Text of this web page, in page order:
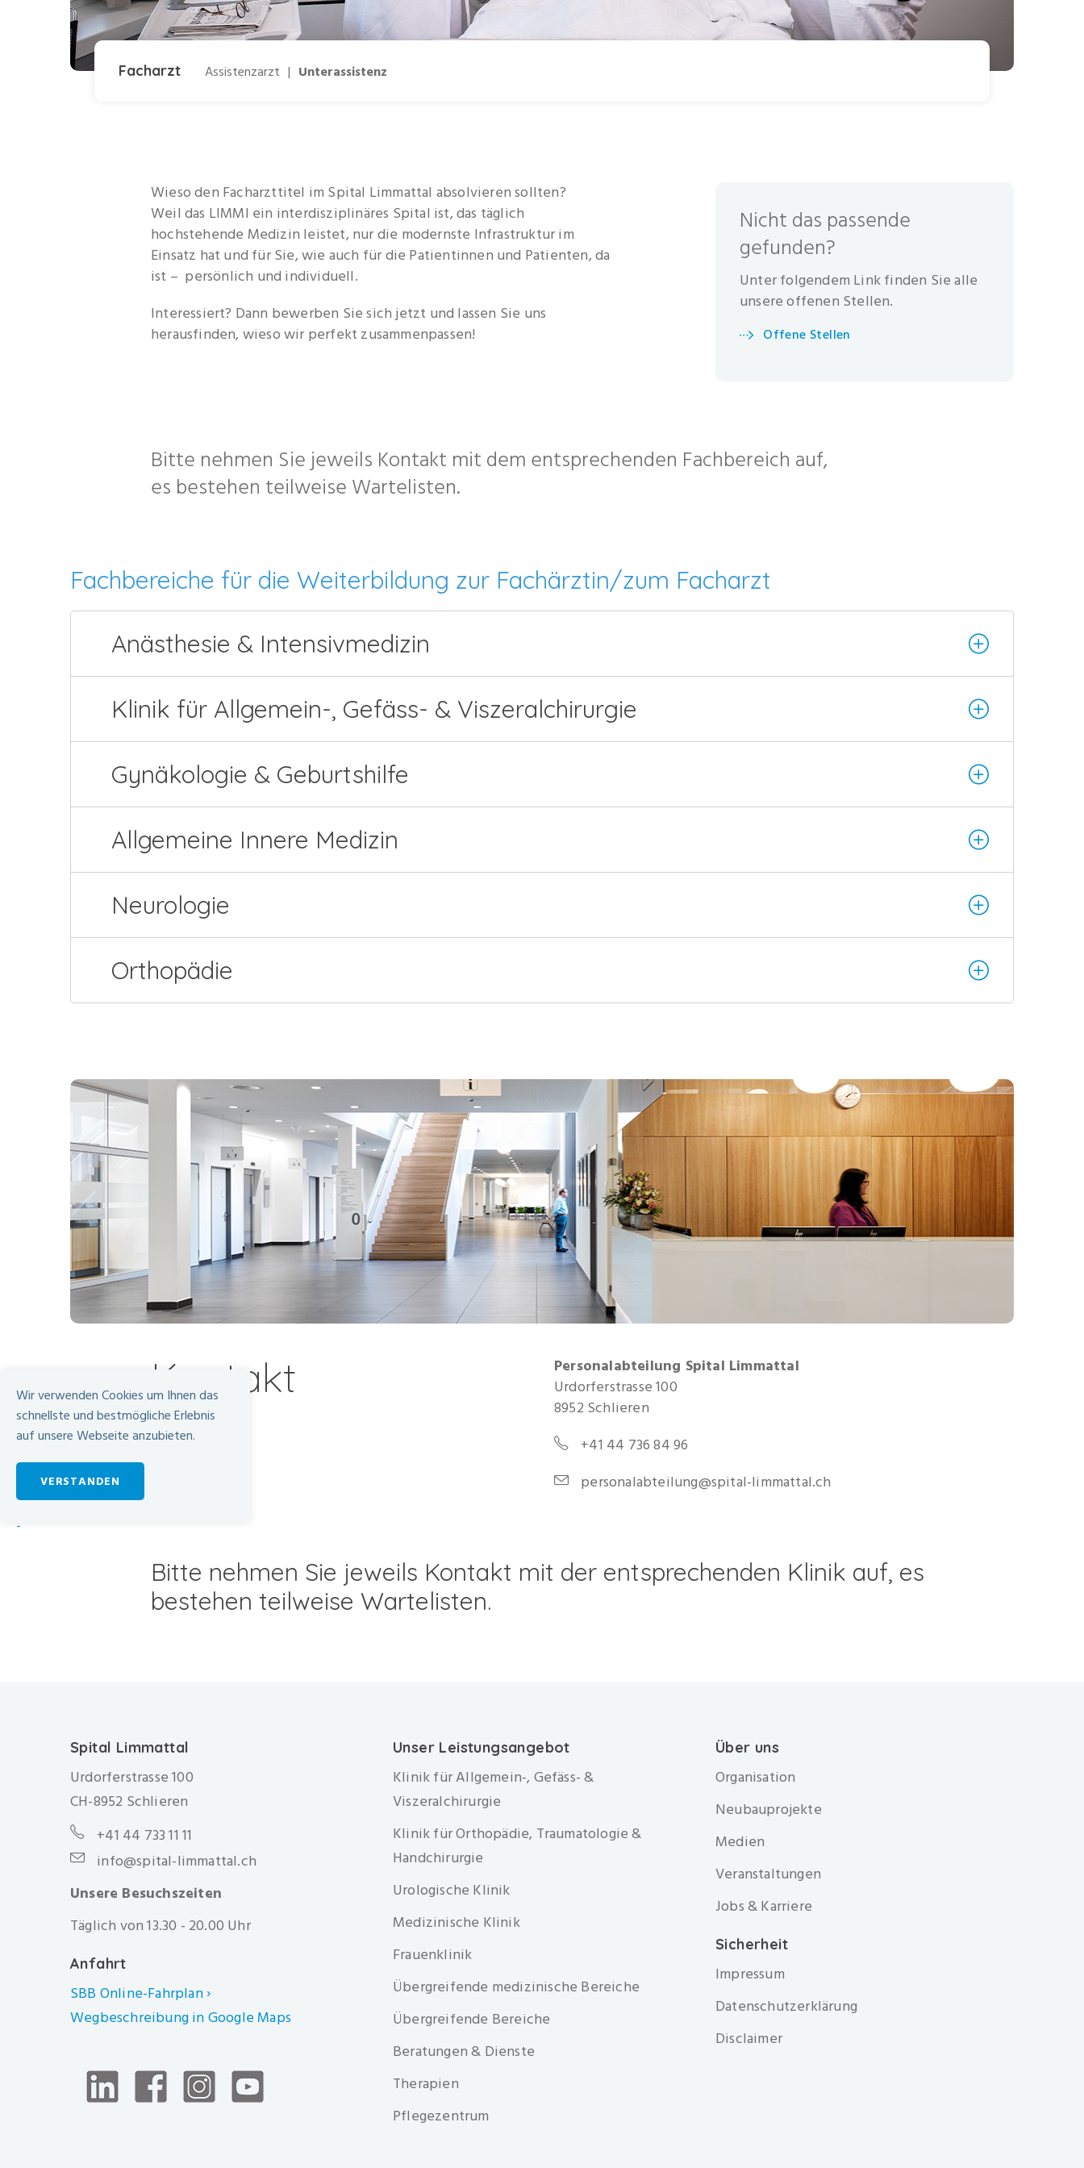
Facharzt Assistenzarzt | Unterassistenz
Wieso den Facharzttitel im Spital Limmattal absolvieren sollten?
Weil das LIMMI ein interdisziplinäres Spital ist, das täglich
hochstehende Medizin leistet, nur die modernste Infrastruktur im
Einsatz hat und für Sie, wie auch für die Patientinnen und Patienten, da
ist – persönlich und individuell.
Interessiert? Dann bewerben Sie sich jetzt und lassen Sie uns
herausfinden, wieso wir perfekt zusammenpassen!
Nicht das passende
gefunden?
Unter folgendem Link finden Sie alle
unsere offenen Stellen.
Offene Stellen
Bitte nehmen Sie jeweils Kontakt mit dem entsprechenden Fachbereich auf,
es bestehen teilweise Wartelisten.
Fachbereiche für die Weiterbildung zur Fachärztin/zum Facharzt
Anästhesie & Intensivmedizin
Klinik für Allgemein-, Gefäss- & Viszeralchirurgie
Gynäkologie & Geburtshilfe
Allgemeine Innere Medizin
Neurologie
Orthopädie
Kontakt
Personalabteilung Spital Limmattal
Urdorferstrasse 100
8952 Schlieren
+41 44 736 84 96
personalabteilung@spital-limmattal.ch
Bitte nehmen Sie jeweils Kontakt mit der entsprechenden Klinik auf, es
bestehen teilweise Wartelisten.
Spital Limmattal
Urdorferstrasse 100
CH-8952 Schlieren
+41 44 733 11 11
info@spital-limmattal.ch
Unsere Besuchszeiten
Täglich von 13.30 - 20.00 Uhr
Anfahrt
SBB Online-Fahrplan ›
Wegbeschreibung in Google Maps
Unser Leistungsangebot
Klinik für Allgemein-, Gefäss- &
Viszeralchirurgie
Klinik für Orthopädie, Traumatologie &
Handchirurgie
Urologische Klinik
Medizinische Klinik
Frauenklinik
Übergreifende medizinische Bereiche
Übergreifende Bereiche
Beratungen & Dienste
Therapien
Pflegezentrum
Über uns
Organisation
Neubauprojekte
Medien
Veranstaltungen
Jobs & Karriere
Sicherheit
Impressum
Datenschutzerklärung
Disclaimer
Wir verwenden Cookies um Ihnen das
schnellste und bestmögliche Erlebnis
auf unsere Webseite anzubieten.
VERSTANDEN
-